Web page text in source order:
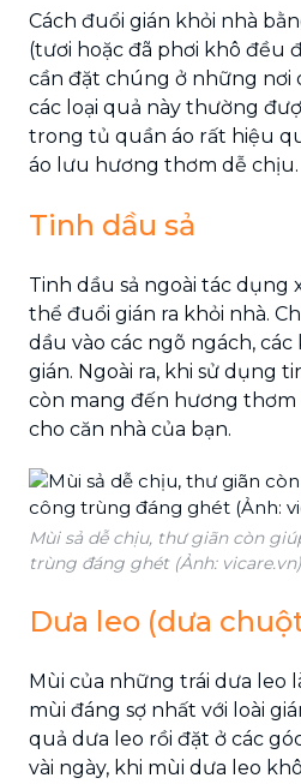
Cách đuổi gián khỏi nhà
(tươi hoặc đã phơi khô đều
cần đặt chúng ở những nơi
các loại quả này thường
trong tủ quần áo rất hiệu
áo lưu hương thơm dễ chịu.
Tinh dầu sả
Tinh dầu sả ngoài tác dụng
thể đuổi gián ra khỏi nhà.
dầu vào các ngõ ngách,
gián. Ngoài ra, khi sử dụng
còn mang đến hương thơm
cho căn nhà của bạn.
Mùi sả dễ chịu, thư giãn còn
trùng đáng ghét (Ảnh: vicare.vn)
Dưa leo (dưa
Mùi của những trái dưa leo
mùi đáng sợ nhất với loài
quả dưa leo rồi đặt ở các
vài ngày, khi mùi dưa leo